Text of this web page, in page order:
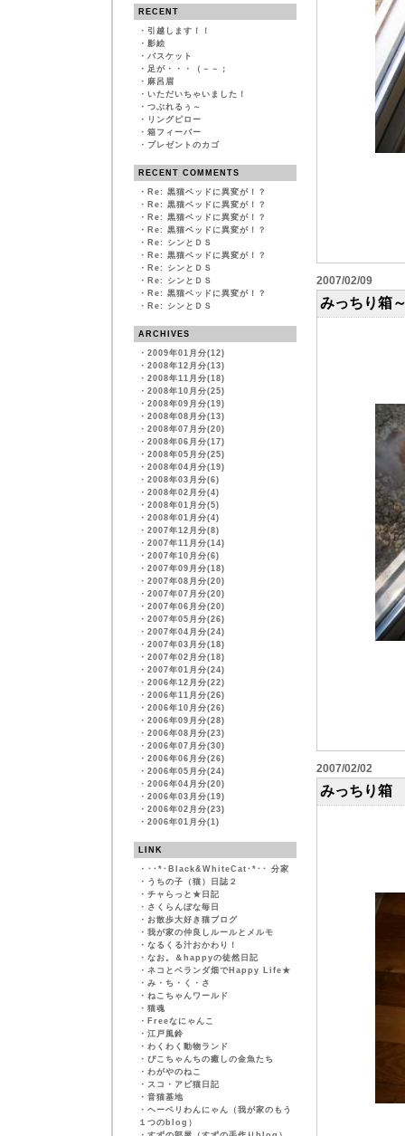
RECENT
・ 引越します！！
・ 影絵
・ バスケット
・ 足が・・・（－－；
・ 麻呂眉
・ いただいちゃいました！
・ つぶれるぅ～
・ リングピロー
・ 箱フィーバー
・ プレゼントのカゴ
RECENT COMMENTS
・ Re: 黒猫ベッドに異変が！？
・ Re: 黒猫ベッドに異変が！？
・ Re: 黒猫ベッドに異変が！？
・ Re: 黒猫ベッドに異変が！？
・ Re: シンとＤＳ
・ Re: 黒猫ベッドに異変が！？
・ Re: シンとＤＳ
・ Re: シンとＤＳ
・ Re: 黒猫ベッドに異変が！？
・ Re: シンとＤＳ
ARCHIVES
・ 2009年01月分(12)
・ 2008年12月分(13)
・ 2008年11月分(18)
・ 2008年10月分(25)
・ 2008年09月分(19)
・ 2008年08月分(13)
・ 2008年07月分(20)
・ 2008年06月分(17)
・ 2008年05月分(25)
・ 2008年04月分(19)
・ 2008年03月分(6)
・ 2008年02月分(4)
・ 2008年01月分(5)
・ 2008年01月分(4)
・ 2007年12月分(8)
・ 2007年11月分(14)
・ 2007年10月分(6)
・ 2007年09月分(18)
・ 2007年08月分(20)
・ 2007年07月分(20)
・ 2007年06月分(20)
・ 2007年05月分(26)
・ 2007年04月分(24)
・ 2007年03月分(18)
・ 2007年02月分(18)
・ 2007年01月分(24)
・ 2006年12月分(22)
・ 2006年11月分(26)
・ 2006年10月分(26)
・ 2006年09月分(28)
・ 2006年08月分(23)
・ 2006年07月分(30)
・ 2006年06月分(26)
・ 2006年05月分(24)
・ 2006年04月分(20)
・ 2006年03月分(19)
・ 2006年02月分(23)
・ 2006年01月分(1)
LINK
・ ･･*･Black&WhiteCat･*･･ 分家
・ うちの子（猫）日誌２
・ チャらっと★日記
・ さくらんぼな毎日
・ お散歩大好き猫ブログ
・ 我が家の仲良しルールとメルモ
・ なるくる汁おかわり！
・ なお。＆happyの徒然日記
・ ネコとベランダ畑でHappy Life★
・ み・ち・く・さ
・ ねこちゃんワールド
・ 猫魂
・ Freeなにゃんこ
・ 江戸風鈴
・ わくわく動物ランド
・ ぴこちゃんちの癒しの金魚たち
・ わがやのねこ
・ スコ・アビ猫日記
・ 音猫基地
・ ヘーベリわんにゃん（我が家のもう
１つのblog）
2007/02/09
みっちり箱
2007/02/02
みっちり箱